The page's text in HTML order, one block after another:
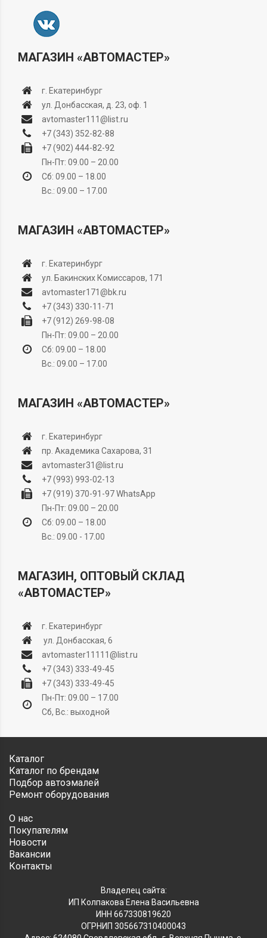
МАГАЗИН «АВТОМАСТЕР»
г. Екатеринбург
ул. Донбасская, д. 23, оф. 1
avtomaster111@list.ru
+7 (343) 352-82-88
+7 (902) 444-82-92
Пн-Пт: 09.00 – 20.00
Сб: 09.00 – 18.00
Вс.: 09.00 – 17.00
МАГАЗИН «АВТОМАСТЕР»
г. Екатеринбург
ул. Бакинских Комиссаров, 171
avtomaster171@bk.ru
+7 (343) 330-11-71
+7 (912) 269-98-08
Пн-Пт: 09.00 – 20.00
Сб: 09.00 – 18.00
Вс.: 09.00 – 17.00
МАГАЗИН «АВТОМАСТЕР»
г. Екатеринбург
пр. Академика Сахарова, 31
avtomaster31@list.ru
+7 (993) 993-02-13
+7 (919) 370-91-97WhatsApp
Пн-Пт: 09.00 – 20.00
Сб: 09.00 – 18.00
Вс.: 09.00 - 17.00
МАГАЗИН, ОПТОВЫЙ СКЛАД
«АВТОМАСТЕР»
г. Екатеринбург
ул. Донбасская, 6
avtomaster11111@list.ru
+7 (343) 333-49-45
+7 (343) 333-49-45
Пн-Пт: 09.00 – 17.00
Сб, Вс.: выходной
Каталог
Каталог по брендам
Подбор автоэмалей
Ремонт оборудования
О нас
Покупателям
Новости
Вакансии
Контакты
Владелец сайта:
ИП Колпакова Елена Васильевна
ИНН 667330819620
ОГРНИП 305667310400043